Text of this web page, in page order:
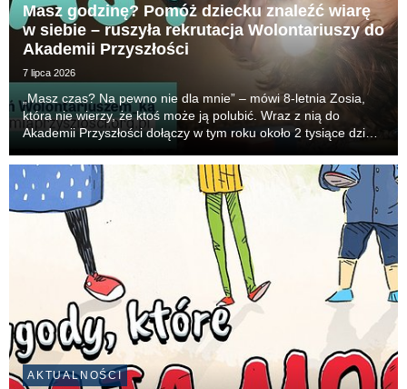
Masz godzinę? Pomóż dziecku znaleźć wiarę
w siebie – ruszyła rekrutacja Wolontariuszy do
Akademii Przyszłości
7 lipca 2026
„Masz czas? Na pewno nie dla mnie” – mówi 8-letnia Zosia,
która nie wierzy, że ktoś może ją polubić. Wraz z nią do
Akademii Przyszłości dołączy w tym roku około 2 tysiące dzieci
Wolontariusza. To oni poprzez indywidualn...
AKTUALNOŚCI